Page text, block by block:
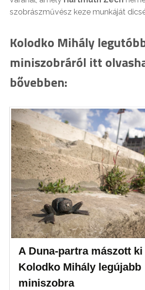
szobrászművész keze munkáját
Kolodko Mihály
miniszobráról itt
bővebben:
A Duna-partra mászott ki
Kolodko Mihály legújabb
miniszobra